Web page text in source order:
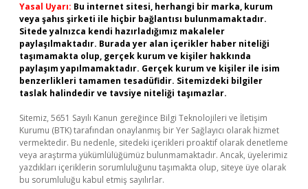
Yasal Uyarı: Bu internet sitesi, herhangi bir marka, kurum
veya şahıs şirketi ile hiçbir bağlantısı bulunmamaktadır.
Sitede yalnızca kendi hazırladığımız makaleler
paylaşılmaktadır. Burada yer alan içerikler haber niteliği
taşımamakta olup, gerçek kurum ve kişiler hakkında
paylaşım yapılmamaktadır. Gerçek kurum ve kişiler ile isim
benzerlikleri tamamen tesadüfidir. Sitemizdeki bilgiler
taslak halindedir ve tavsiye niteliği taşımazlar.
Sitemiz, 5651 Sayılı Kanun gereğince Bilgi Teknolojileri ve İletişim
Kurumu (BTK) tarafından onaylanmış bir Yer Sağlayıcı olarak hizmet
vermektedir. Bu nedenle, sitedeki içerikleri proaktif olarak denetleme
veya araştırma yükümlülüğümüz bulunmamaktadır. Ancak, üyelerimiz
yazdıkları içeriklerin sorumluluğunu taşımakta olup, siteye üye olarak
bu sorumluluğu kabul etmiş sayılırlar.